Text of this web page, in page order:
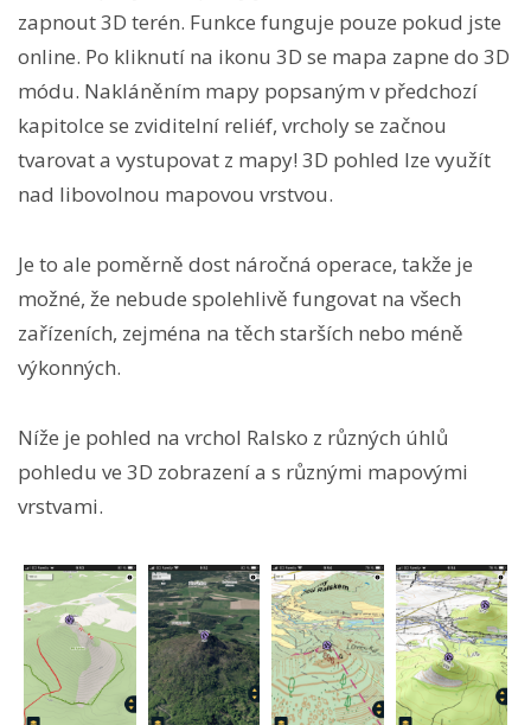
zapnout 3D terén. Funkce funguje pouze pokud jste
online. Po kliknutí na ikonu 3D se mapa zapne do 3D
módu. Nakláněním mapy popsaným v předchozí
kapitolce se zviditelní reliéf, vrcholy se začnou
tvarovat a vystupovat z mapy! 3D pohled lze využít
nad libovolnou mapovou vrstvou.
Je to ale poměrně dost náročná operace, takže je
možné, že nebude spolehlivě fungovat na všech
zařízeních, zejména na těch starších nebo méně
výkonných.
Níže je pohled na vrchol Ralsko z různých úhlů
pohledu ve 3D zobrazení a s různými mapovými
vrstvami.